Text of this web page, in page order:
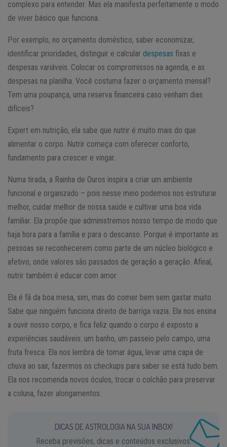
complexo para entender. Mas ela manifesta perfeitamente o modo
de viver básico que funciona.
Por exemplo, no orçamento doméstico, saber economizar,
identificar prioridades, distinguir e calcular despesas fixas e
despesas variáveis. Colocar os compromissos na agenda, e as
despesas na planilha. Você costuma fazer o orçamento mensal?
Tem uma poupança, uma reserva financeira caso venham dias
difíceis?
Expert em nutrição, ela sabe que nutrir é muito mais do que
alimentar o corpo. Nutrir começa com oferecer conforto,
fundamento para crescer e vingar.
Numa tirada, a Rainha de Ouros inspira a criar um ambiente
funcional e organizado – pois nesse meio podemos nos estruturar
melhor, cuidar melhor de nossa saúde e cultivar uma boa vida
familiar. Ela propõe que administremos nosso tempo de modo que
haja hora para a família e para o descanso. Porque é importante as
pessoas se reconhecerem como parte de um núcleo biológico e
afetivo, onde valores são passados de geração a geração. Afinal,
nutrir também é educar com amor.
Ela é fã da boa mesa, sim, mas do comer bem sem gastar muito.
Sabe que ninguém funciona direito de barriga vazia. Ela nos ensina
a ouvir nosso corpo, e fica feliz quando o corpo é exposto a
experiências saudáveis: um banho, um passeio pelo campo, uma
fruta fresca. Ela nos lembra de tomar água, levar uma capa de
chuva ao sair, fazermos os checkups para saber se está tudo bem.
Ela nos recomenda novos óculos, trocar o colchão para preservar
a coluna, fazer alongamentos.
DICAS DE ASTROLOGIA NA SUA INBOX!
Receba previsões, dicas e conteúdos exclusivos.